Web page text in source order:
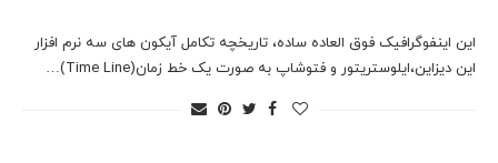
این اینفوگرافیک فوق العاده ساده، تاریخچه تکامل آیکون های سه نرم افزار
این دیزاین،ایلوستریتور و فتوشاپ به صورت یک خط زمان(Time Line)…